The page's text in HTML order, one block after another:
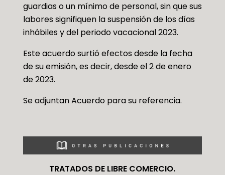
guardias o un mínimo de personal, sin que sus
labores signifiquen la suspensión de los días
inhábiles y del periodo vacacional 2023.
Este acuerdo surtió efectos desde la fecha
de su emisión, es decir, desde el 2 de enero
de 2023.
Se adjuntan Acuerdo para su referencia.
TRATADOS DE LIBRE COMERCIO.